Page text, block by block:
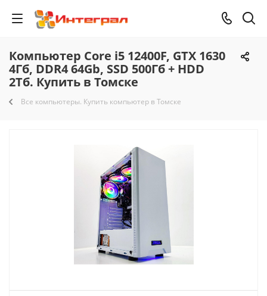
Компьютер Core i5 12400F, GTX 1630
4Гб, DDR4 64Gb, SSD 500Гб + HDD
2Тб. Купить в Томске
Все компьютеры. Купить компьютер в Томске